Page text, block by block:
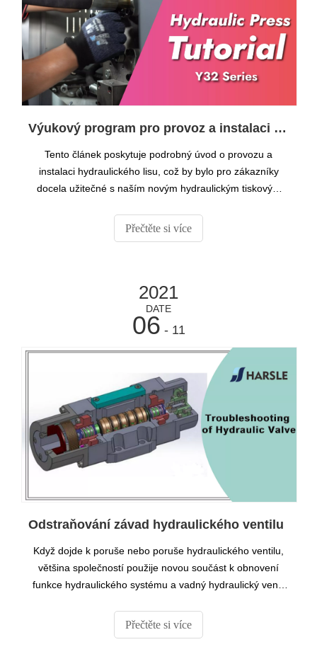
Výukový program pro provoz a instalaci hydraulického lisu
Tento článek poskytuje podrobný úvod o provozu a
instalaci hydraulického lisu, což by bylo pro zákazníky
docela užitečné s naším novým hydraulickým tiskovým
Přečtěte si více
2021
DATE
06 - 11
Odstraňování závad hydraulického ventilu
Když dojde k poruše nebo poruše hydraulického ventilu,
většina společností použije novou součást k obnovení
funkce hydraulického systému a vadný hydraulický ventil
hydraulických ventilů stále v dobrém stavu a lze je
částečně opravit, aby se obnovila funkce.
Přečtěte si více